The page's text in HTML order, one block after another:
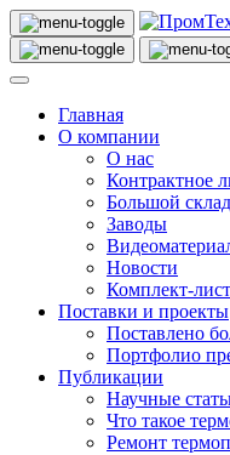
Главная
О компании
О нас
Контрактное
Большой
Заводы
Новости
Комплект-лист
Поставки и проекты
Поставлено
Портфолио
Публикации
Научные
Что такое
Ремонт